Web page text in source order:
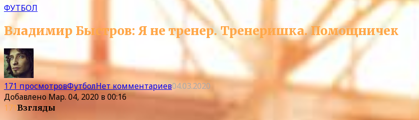
ФУТБОЛ
Владимир Быстров: Я не тренер. Тренеришка. Помощничек
171 просмотровФутболНет комментариев04.03.2020
Добавлено Мар. 04, 2020 в 00:16
171Взгляды